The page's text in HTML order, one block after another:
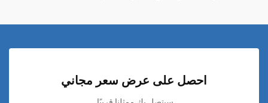
احصل على عرض سعر مجاني